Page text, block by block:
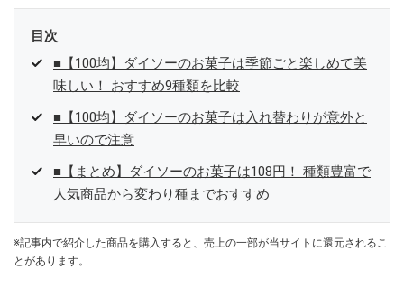
目次
■【100均】ダイソーのお菓子は季節ごと楽しめて美
味しい！ おすすめ9種類を比較
■【100均】ダイソーのお菓子は入れ替わりが意外と
早いので注意
■【まとめ】ダイソーのお菓子は108円！ 種類豊富で
人気商品から変わり種までおすすめ
※記事内で紹介した商品を購入すると、売上の一部が当サイトに還元されるこ
とがあります。